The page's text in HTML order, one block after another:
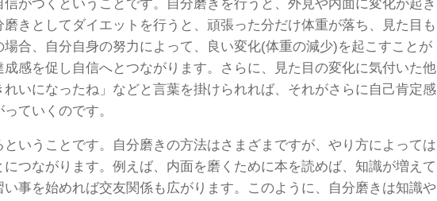
がつくということです。自分磨きを行うと、外見や内面に変化が起き
きとしてダイエットを行うと、頑張った分だけ体重が落ち、見た目も
合、自分自身の努力によって、良い変化(体重の減少)を起こすことが
感を促し自信へとつながります。さらに、見た目の変化に気付いた他
いになったね」などと言葉を掛けられれば、それがさらに自己肯定感
ていくのです。
いうことです。自分磨きの方法はさまざまですが、やり方によっては
つながります。例えば、内面を磨くために本を読めば、知識が増えて
事を始めれば交友関係も広がります。このように、自分磨きは知識や